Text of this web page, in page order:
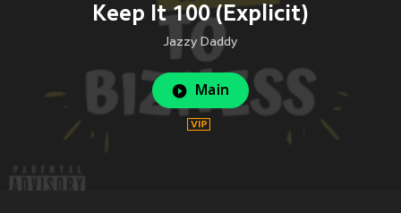
Keep It 100 (Explicit)
Jazzy Daddy
Main